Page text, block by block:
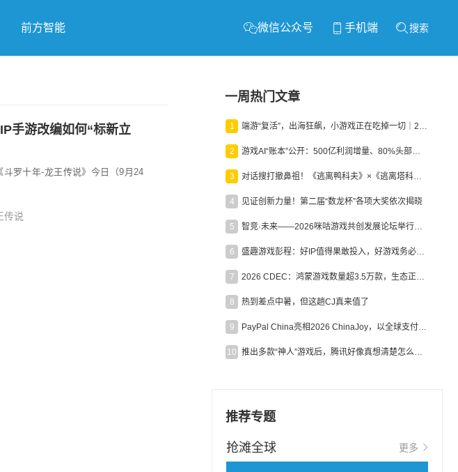
前方智能 微信公众号 手机端 搜索
手游改编如何“标新立
罗十年-龙王传说》今日（9月24
传说
一周热门文章
1 端游“复活”，出海狂飙，小游戏正在吃掉一切｜2026上半年产业报告
2 游戏AI“账本”公开：500亿利润增量、80%头部入局，谁在闷声发财？
3 对话搜打撤鼻祖！《逃离鸭科夫》×《逃离塔科夫》官方线下沙龙落幕
4 见证创新力量！第二届“数龙杯”各项大奖依次揭晓
5 智竞·未来——2026咪咕游戏共创发展论坛举行：聚力精品内容、AI创作与电竞生态，共建高品质益智健康游戏社区
6 盛趣游戏彭程：好IP值得果敢投入，好游戏务必长效经营
7 2026 CDEC：鸿蒙游戏数量超3.5万款，生态正循环加速产业高质量发展
8 热到差点中暑，但这趟CJ真来值了
9 PayPal China亮相2026 ChinaJoy，以全球支付能力助力中国游戏企业深化全球运营
10 推出多款“神人”游戏后，腾讯好像真想清楚怎么做二次元了
推荐专题
抢滩全球 更多